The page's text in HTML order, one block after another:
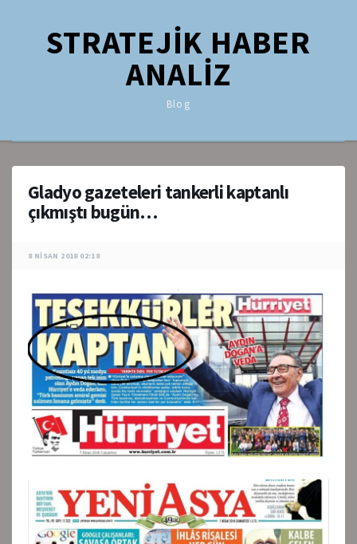
STRATEJİK HABER
ANALİZ
Blog
Gladyo gazeteleri tankerli kaptanlı
çıkmıştı bugün…
8 NISAN 2018 02:18